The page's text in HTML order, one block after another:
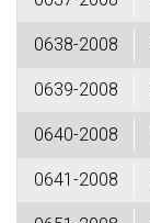
0638-2008
0639-2008
0640-2008
0641-2008